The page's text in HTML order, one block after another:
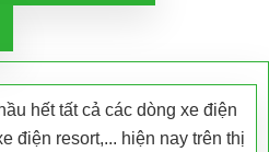
hết tất cả các dòng xe điện
điện resort,... hiện nay trên thị